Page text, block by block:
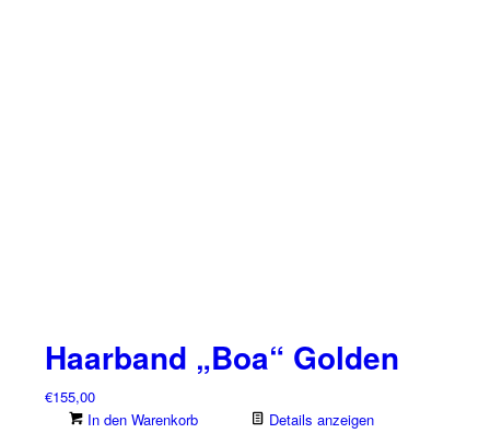
Haarband „Boa“ Golden
€155,00
In den Warenkorb
Details anzeigen